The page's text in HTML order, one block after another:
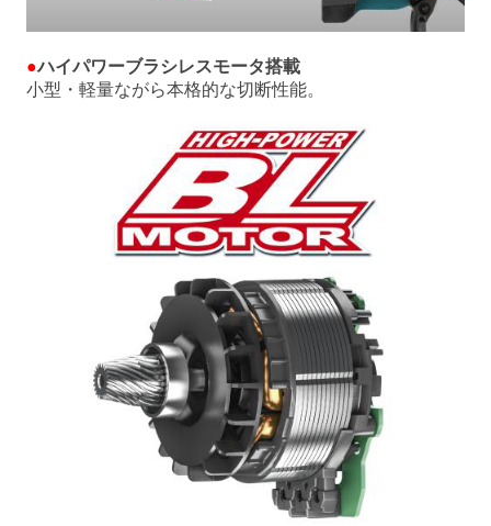
●ハイパワーブラシレスモータ搭載
小型・軽量ながら本格的な切断性能。